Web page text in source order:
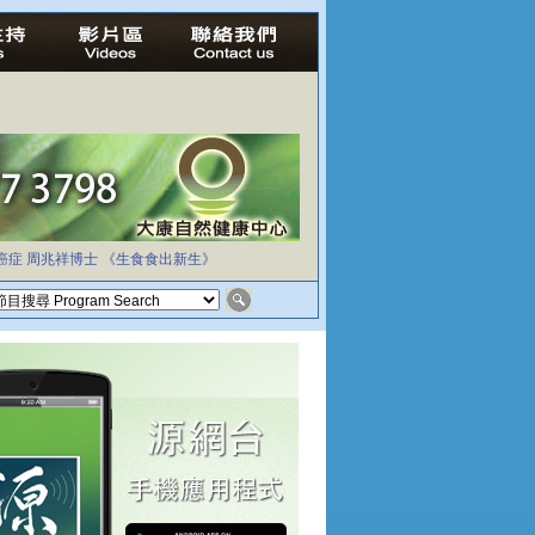
症 周兆祥博士 《生食食出新生》